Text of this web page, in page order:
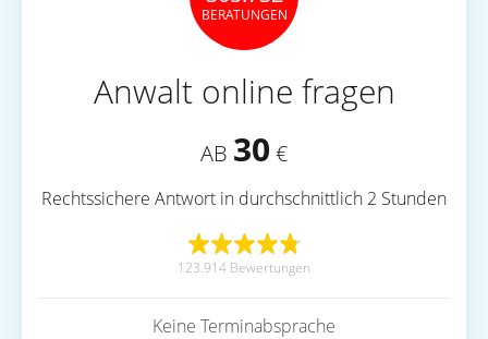
BERATUNGEN
Anwalt online fragen
AB 30 €
Rechtssichere Antwort in durchschnittlich 2 Stunden
123.914 Bewertungen
Keine Terminabsprache